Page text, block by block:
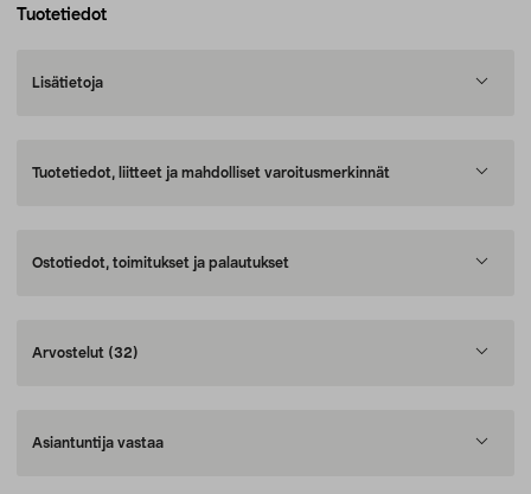
Tuotetiedot
Lisätietoja
Tuotetiedot, liitteet ja mahdolliset varoitusmerkinnät
Ostotiedot, toimitukset ja palautukset
Arvostelut (32)
Asiantuntija vastaa